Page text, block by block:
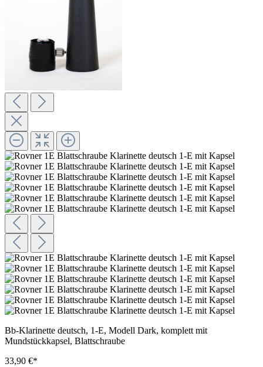
Bb-Klarinette deutsch, 1-E, Modell Dark, komplett mit
Mundstückkapsel, Blattschraube
33,90 €*